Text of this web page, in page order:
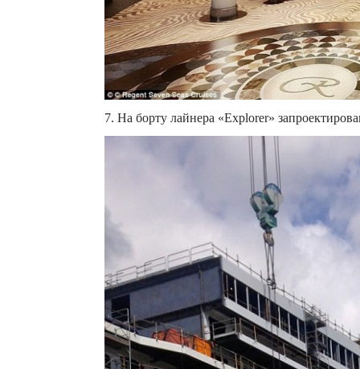
7. На борту лайнера «Explorer»